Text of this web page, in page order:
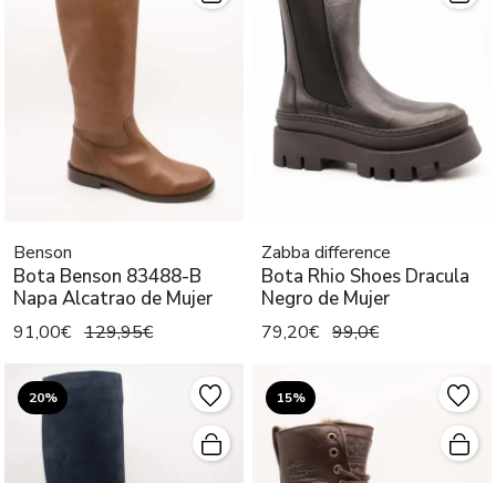
Benson
Bota Benson 83488-B
Napa Alcatrao de Mujer
91,00€ 129,95€
Zabba difference
Bota Rhio Shoes Dracula
Negro de Mujer
79,20€ 99,0€
20% 15%